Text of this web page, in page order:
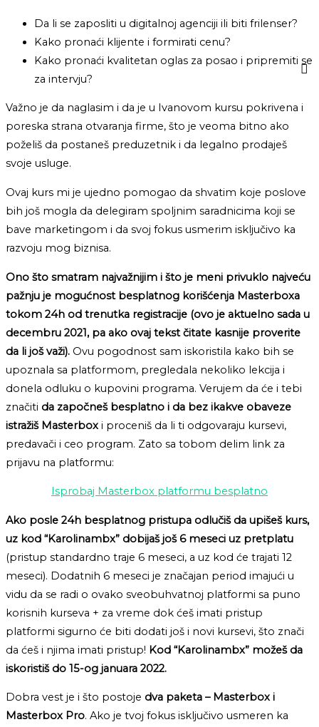
Da li se zaposliti u digitalnoj agenciji ili biti frilenser?
Kako pronaći klijente i formirati cenu?
Kako pronaći kvalitetan oglas za posao i pripremiti se
za intervju?
Važno je da naglasim i da je u Ivanovom kursu pokrivena i
poreska strana otvaranja firme, što je veoma bitno ako
poželiš da postaneš preduzetnik i da legalno prodaješ
svoje usluge.
Ovaj kurs mi je ujedno pomogao da shvatim koje poslove
bih još mogla da delegiram spoljnim saradnicima koji se
bave marketingom i da svoj fokus usmerim isključivo ka
razvoju mog biznisa.
Ono što smatram najvažnijim i što je meni privuklo najveću
pažnju je mogućnost besplatnog korišćenja Masterboxa
tokom 24h od trenutka registracije (ovo je aktuelno sada u
decembru 2021, pa ako ovaj tekst čitate kasnije proverite
da li još važi). Ovu pogodnost sam iskoristila kako bih se
upoznala sa platformom, pregledala nekoliko lekcija i
donela odluku o kupovini programa. Verujem da će i tebi
značiti da započneš besplatno i da bez ikakve obaveze
istražiš Masterboxi proceniš da li ti odgovaraju kursevi,
predavači i ceo program. Zato sa tobom delim link za
prijavu na platformu:
Isprobaj Masterbox platformu besplatno
Ako posle 24h besplatnog pristupa odlučiš da upišeš kurs,
uz kod “Karolinambx” dobijaš još 6 meseci uz pretplatu
(pristup standardno traje 6 meseci, a uz kod će trajati 12
meseci). Dodatnih 6 meseci je značajan period imajući u
vidu da se radi o ovako sveobuhvatnoj platformi sa puno
korisnih kurseva + za vreme dok ćeš imati pristup
platformi sigurno će biti dodati još i novi kursevi, što znači
da ćeš i njima imati pristup! Kod “Karolinambx” možeš da
iskoristiš do 15-og januara 2022.
Dobra vest je i što postoje dva paketa – Masterbox i
Masterbox Pro. Ako je tvoj fokus isključivo usmeren ka